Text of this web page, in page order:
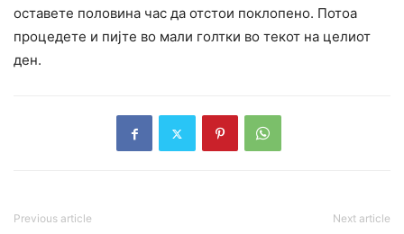
оставете половина час да отстои поклопено. Потоа
процедете и пијте во мали голтки во текот на целиот
ден.
Previous article Next article